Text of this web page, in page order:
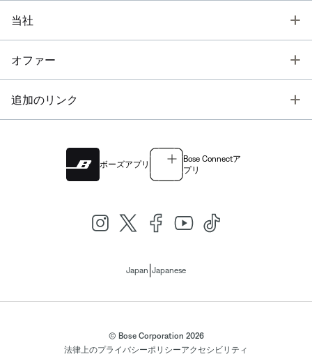
当社
オファー
追加のリンク
ボーズアプリ
Bose Connectア
プリ
Japan Japanese
© Bose Corporation 2026
法律上のプライバシーポリシーアクセシビリティ